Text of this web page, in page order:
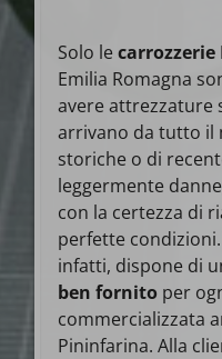
Solo le
Emilia Romagna
avere attrezzature
arrivano da tutto il
storiche o di
leggermente
con la certezza di
perfette
infatti, dispone di
ben fornito per
commercializzata
Pininfarina. Alla